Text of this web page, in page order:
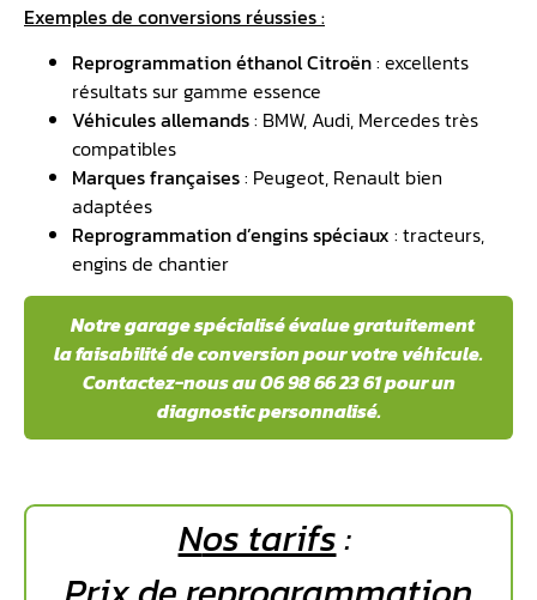
Exemples de conversions réussies :
Reprogrammation éthanol Citroën: excellents
résultats sur gamme essence
Véhicules allemands: BMW, Audi, Mercedes très
compatibles
Marques françaises: Peugeot, Renault bien
adaptées
Reprogrammation d’engins spéciaux : tracteurs,
engins de chantier
️ Notre garage spécialisé évalue gratuitement
la faisabilité de conversion pour votre véhicule.
Contactez-nous au 06 98 66 23 61 pour un
diagnostic personnalisé.
Nos tarifs: